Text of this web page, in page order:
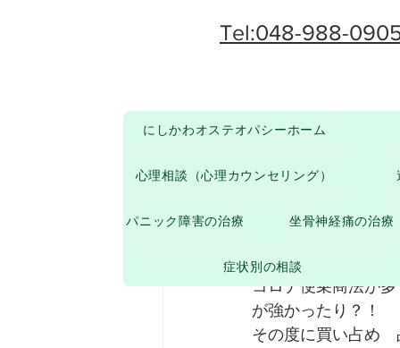
Tel:048-988-
前向き
paruten4 2020年8
コロナ便乗商法が
が強かったり？！
その度に買い占め
にしかわオステオパシーホーム
心理相談（心理カウンセリング）
パニック障害の治療 坐骨神経痛の治療
症状別の相談